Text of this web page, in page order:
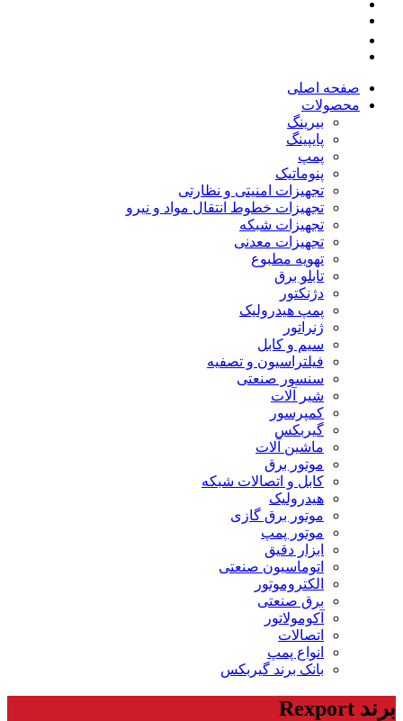
صفحه اصلی
محصولات
بیرینگ
پایپینگ
پمپ
پنوماتیک
تجهیزات امنیتی و نظارتی
تجهیزات خطوط انتقال مواد و نیرو
تجهیزات شبکه
تجهیزات معدنی
تهویه مطبوع
تابلو برق
دژنکتور
پمپ هیدرولیک
ژنراتور
سیم و کابل
فیلتراسیون و تصفیه
سنسور صنعتی
شیر آلات
کمپرسور
گیربکس
ماشین آلات
موتور برق
کابل و اتصالات شبکه
هیدرولیک
موتور برق گازی
موتور پمپ
ابزار دقیق
اتوماسیون صنعتی
الکتروموتور
برق صنعتی
آکومولاتور
اتصالات
انواع پمپ
بانک برند گیربکس
برند Rexport